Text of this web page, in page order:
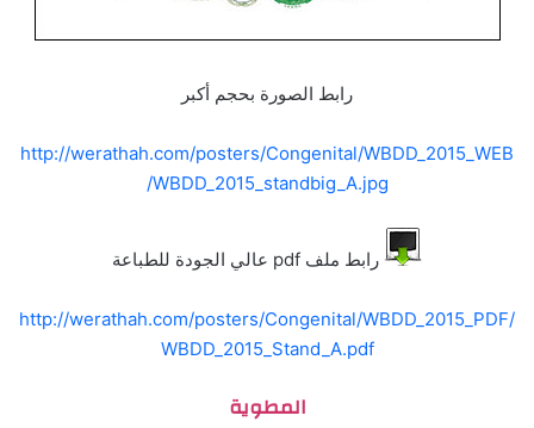
رابط الصورة بحجم أكبر
http://werathah.com/posters/Congenital/WBDD_2015_WEB
/WBDD_2015_standbig_A.jpg
رابط ملف pdf عالي الجودة للطباعة
http://werathah.com/posters/Congenital/WBDD_2015_PDF/
WBDD_2015_Stand_A.pdf
المطوية